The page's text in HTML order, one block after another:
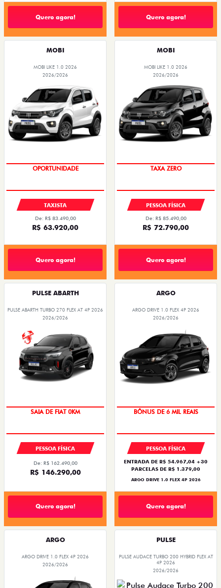
Quero agora! Quero agora!
MOBI
MOBI LIKE 1.0 2026
2026/2026
OPORTUNIDADE
TAXISTA
De: R$ 83.490,00
R$ 63.920,00
Quero agora!
MOBI
MOBI LIKE 1.0 2026
2026/2026
PREÇO IMPERDÍVEL
PESSOA FÍSICA
De: R$ 85.490,00
R$ 72.790,00
Quero agora!
PULSE ABARTH
PULSE ABARTH TURBO 270 FLEX AT 4P 2026
2026/2026
PESSOA FÍSICA
De: R$ 162.490,00
R$ 146.290,00
Quero agora!
ARGO
ARGO DRIVE 1.0 FLEX 4P 2026
2026/2026
TAXA ZERO
PESSOA FÍSICA
ENTRADA DE R$ 54.967,04 +30
PARCELAS DE R$ 1.379,00
ARGO DRIVE 1.0 FLEX 4P 2026
Quero agora!
ARGO
ARGO DRIVE 1.0 FLEX 4P 2026
2026/2026
PULSE
PULSE AUDACE TURBO 200 HYBRID FLEX AT
4P 2026
2026/2026